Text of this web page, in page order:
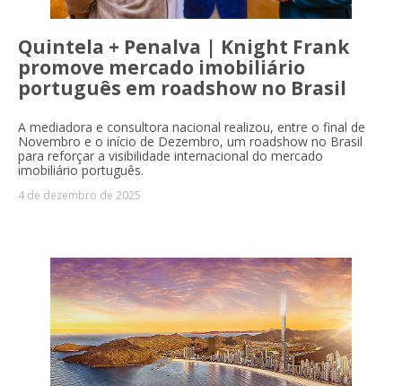
Quintela + Penalva | Knight Frank
promove mercado imobiliário
português em roadshow no Brasil
A mediadora e consultora nacional realizou, entre o final de
Novembro e o início de Dezembro, um roadshow no Brasil
para reforçar a visibilidade internacional do mercado
imobiliário português.
4 de dezembro de 2025